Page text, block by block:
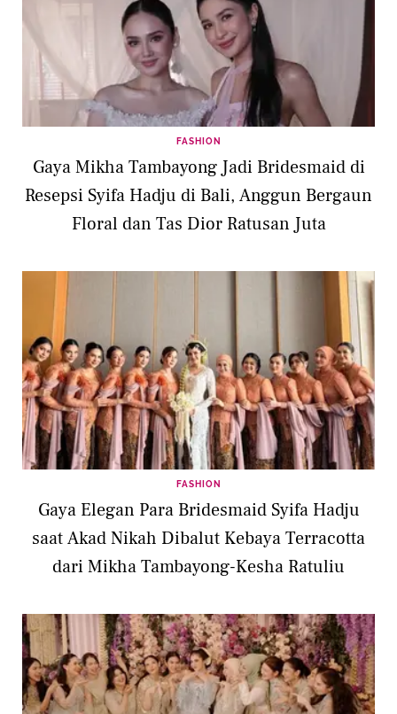
FASHION
Gaya Mikha Tambayong Jadi Bridesmaid di
Resepsi Syifa Hadju di Bali, Anggun Bergaun
Floral dan Tas Dior Ratusan Juta
FASHION
Gaya Elegan Para Bridesmaid Syifa Hadju
saat Akad Nikah Dibalut Kebaya Terracotta
dari Mikha Tambayong-Kesha Ratuliu